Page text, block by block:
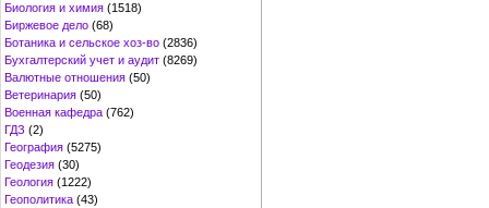
Биология и химия (1518)
Биржевое дело (68)
Ботаника и сельское хоз-во (2836)
Бухгалтерский учет и аудит (8269)
Валютные отношения (50)
Ветеринария (50)
Военная кафедра (762)
ГДЗ (2)
География (5275)
Геодезия (30)
Геология (1222)
Геополитика (43)